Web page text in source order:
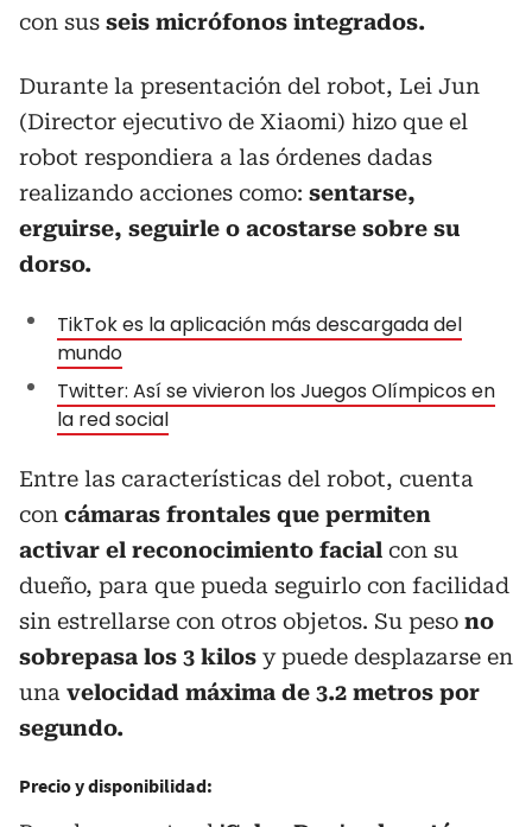
con sus seis micrófonos integrados.
Durante la presentación del robot, Lei Jun
(Director ejecutivo de Xiaomi) hizo que el
robot respondiera a las órdenes dadas
realizando acciones como: sentarse,
erguirse, seguirle o acostarse sobre su
dorso.
TikTok es la aplicación más descargada del
mundo
Twitter: Así se vivieron los Juegos Olímpicos en
la red social
Entre las características del robot, cuenta
con cámaras frontales que permiten
activar el reconocimiento facial con su
dueño, para que pueda seguirlo con facilidad
sin estrellarse con otros objetos. Su peso no
sobrepasa los 3 kilos y puede desplazarse en
una velocidad máxima de 3.2 metros por
segundo.
Precio y disponibilidad: